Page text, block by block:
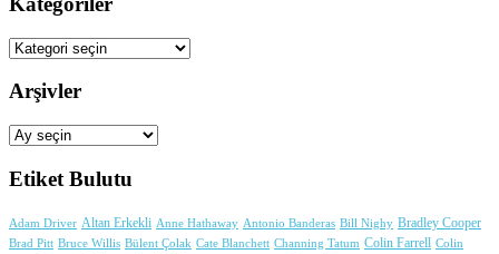
Kategoriler
Arşivler
Arşivler
Etiket Bulutu
Adam Driver Altan Erkekli Anne Hathaway Antonio Banderas Bill Nighy Bradley Cooper
Brad Pitt Bruce Willis Bülent Çolak Cate Blanchett Channing Tatum Colin Farrell Colin